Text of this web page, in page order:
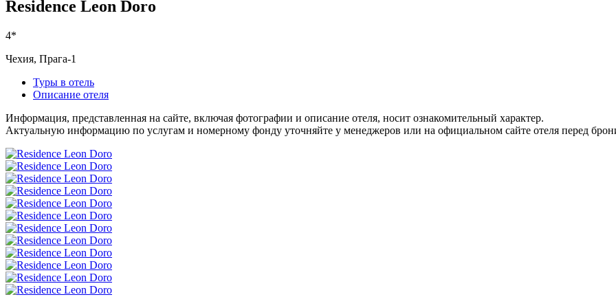
Residence Leon Doro
4*
Чехия, Прага-1
Туры в отель
Описание отеля
Информация, представленная на сайте, включая фотографии и описание отеля, носит ознакомительный характер.
Актуальную информацию по услугам и номерному фонду уточняйте у менеджеров или на официальном сайте отеля перед